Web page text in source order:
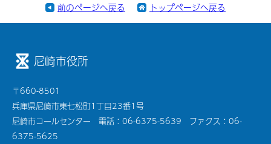
前のページへ戻る トップページへ戻る
尼崎市役所
〒660-8501
兵庫県尼崎市東七松町1丁目23番1号
尼崎市コールセンター 電話：06-6375-5639 ファクス：06-
6375-5625